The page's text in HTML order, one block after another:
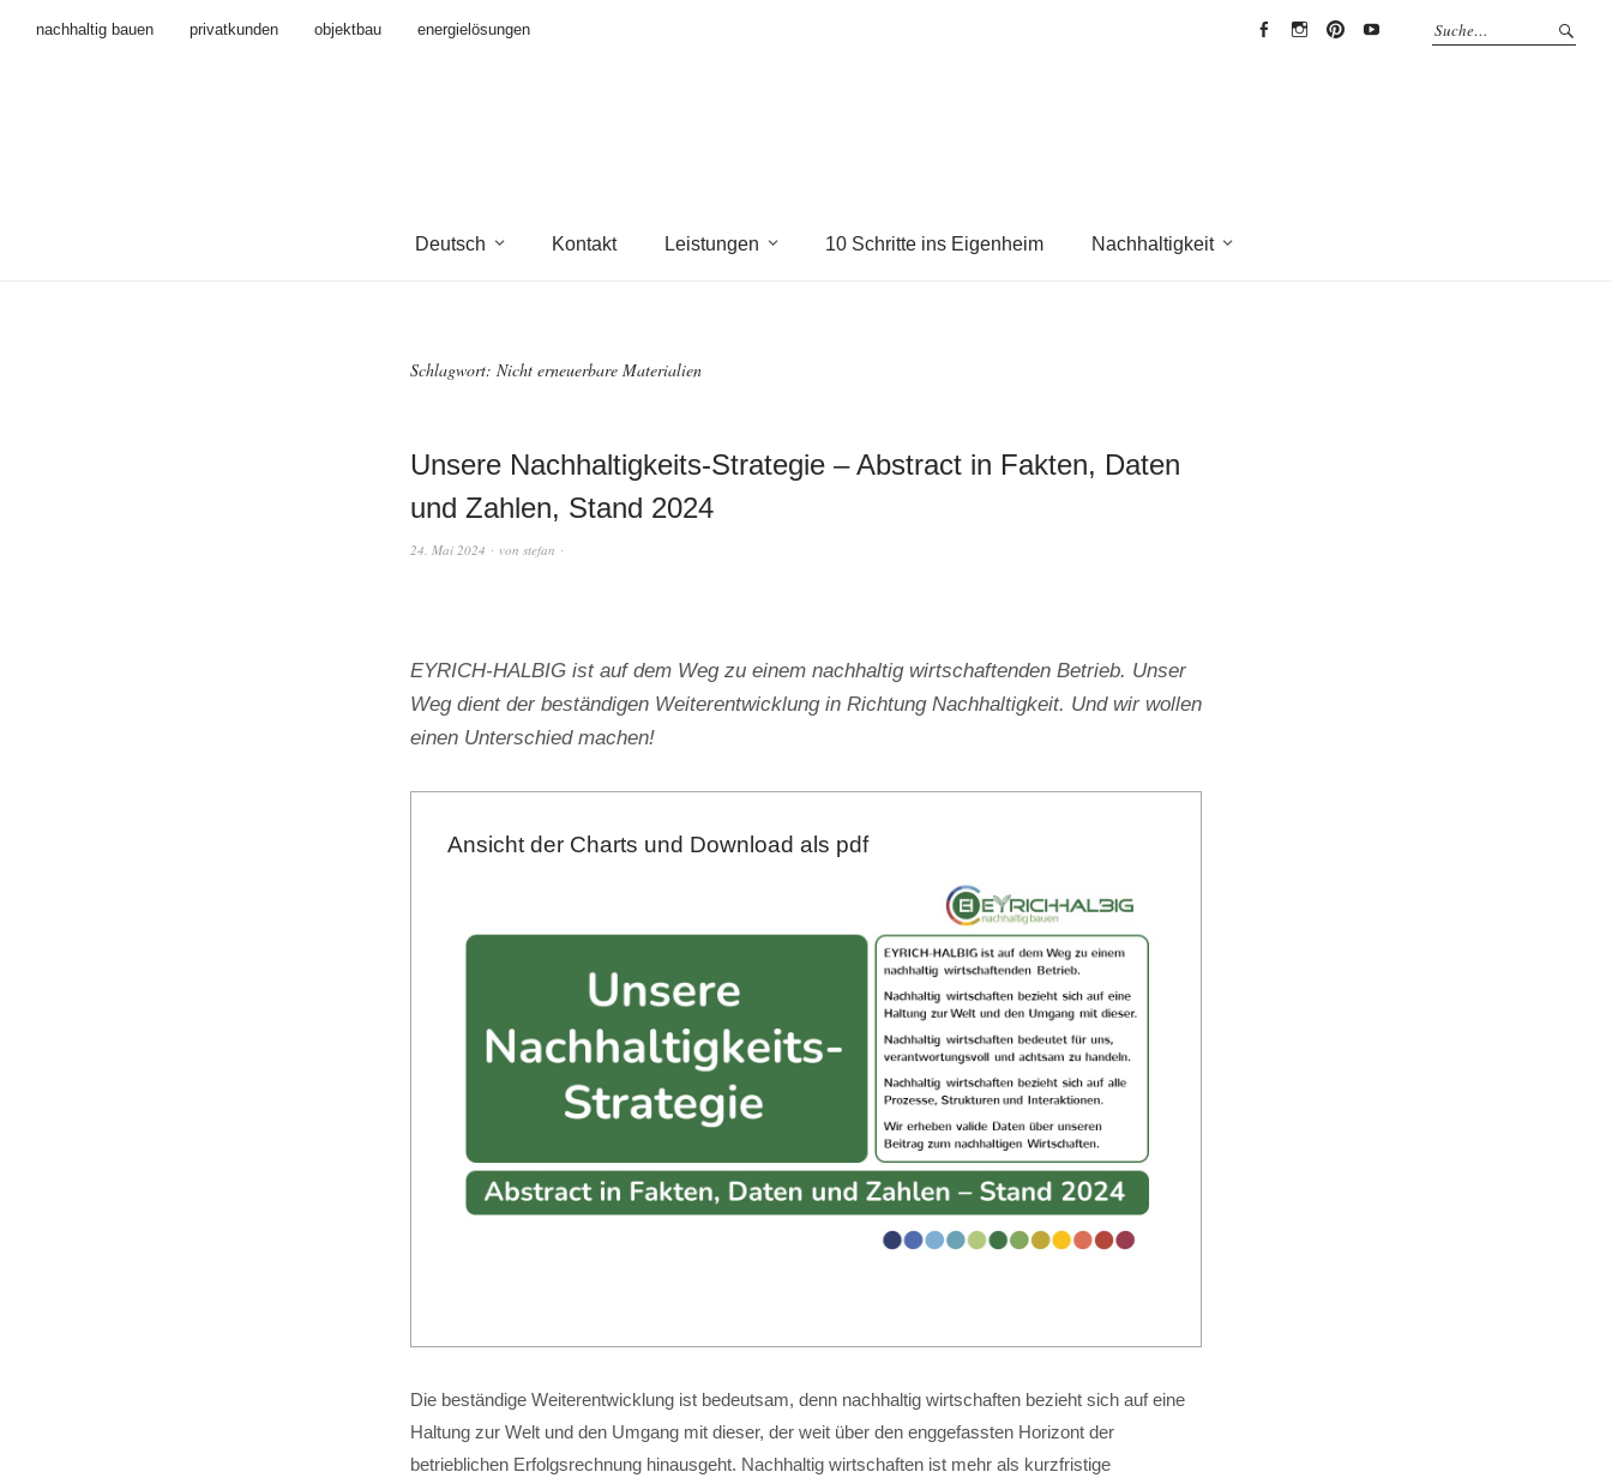
nachhaltig bauen privatkunden objektbau
energielösungen
Deutsch Kontakt Leistungen 10 Schritte ins Eigenheim Nachhaltigkeit
Schlagwort: Nicht erneuerbare Materialien
Unsere Nachhaltigkeits-Strategie – Abstract in Fakten, Daten
und Zahlen, Stand 2024
24. Mai 2024 von stefan
EYRICH-HALBIG ist auf dem Weg zu einem nachhaltig wirtschaftenden Betrieb. Unser
Weg dient der beständigen Weiterentwicklung in Richtung Nachhaltigkeit. Und wir wollen
einen Unterschied machen!
Ansicht der Charts und Download als pdf
Die beständige Weiterentwicklung ist bedeutsam, denn nachhaltig wirtschaften bezieht sich auf eine
Haltung zur Welt und den Umgang mit dieser, der weit über den enggefassten Horizont der
betrieblichen Erfolgsrechnung hinausgeht. Nachhaltig wirtschaften ist mehr als kurzfristige